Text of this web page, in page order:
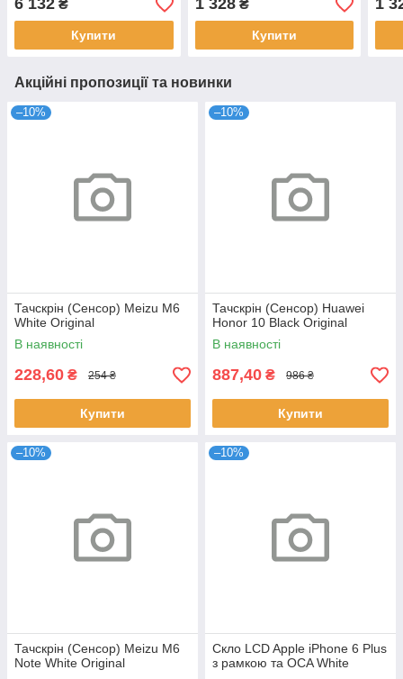
Original
6 132 ₴
Купити
1 328₴
Купити
1
Акційні пропозиції та новинки
–10%
Тачскрін (Сенсор) Meizu M6
White Original
В наявності
228,60 ₴ 254 ₴
Купити
–10%
Тачскрін (Сенсор) Huawei
Honor 10 Black Original
В наявності
887,40 ₴ 986 ₴
Купити
–10%
Тачскрін (Сенсор) Meizu M6
Note White Original
–10%
Скло LCD Apple iPhone 6 Plus
з рамкою та OCA White